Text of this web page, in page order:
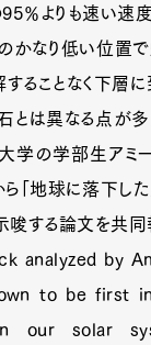
％よりも速い速度
かなり低い位置で
ることなく下層に
とは異なる点が多
学の学部生アミー
「地球に落下し
唆する論文を共同
analyzed by
to be first
our solar